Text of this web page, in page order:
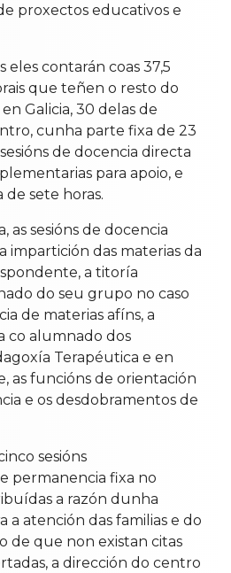
proxectos educativos e
eles contarán coas 37,5
que teñen o resto do
Galicia, 30 delas de
cunha parte fixa de 23
de docencia directa
para apoio, e
sete horas.
as sesións de docencia
impartición das materias da
a titoría
do seu grupo no caso
de materias afíns, a
co alumnado dos
Terapéutica e en
as funcións de orientación
e os desdobramentos de
sesións
permanencia fixa no
a razón dunha
a atención das familias e do
de que non existan citas
a dirección do centro